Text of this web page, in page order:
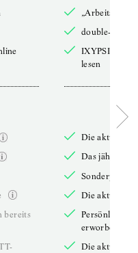
bereits
double-
lesen
Die aktuelle
Das jährliche
Die aktuelle
Persönliches
erworbenen
Die aktuelle